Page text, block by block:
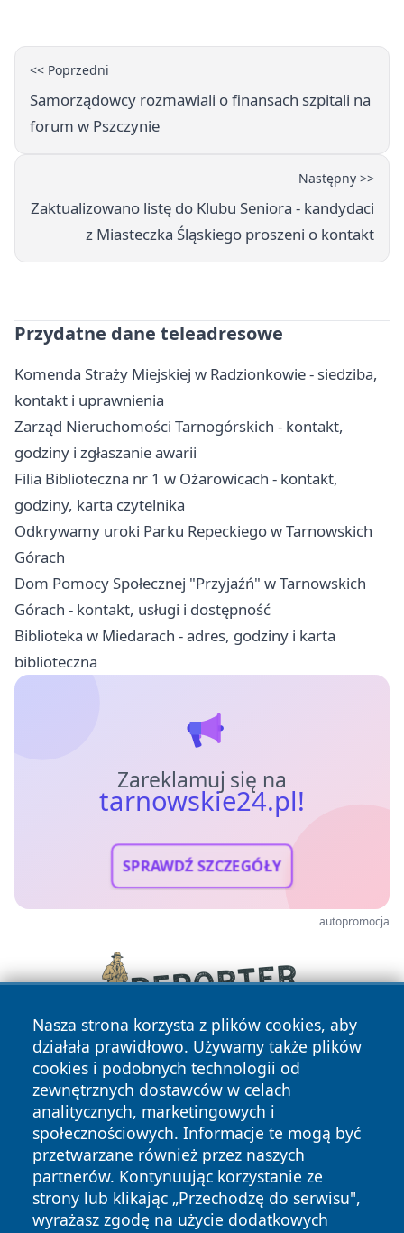
<< Poprzedni
Samorządowcy rozmawiali o finansach szpitali na
forum w Pszczynie
Następny >>
Zaktualizowano listę do Klubu Seniora - kandydaci
z Miasteczka Śląskiego proszeni o kontakt
Przydatne dane teleadresowe
Komenda Straży Miejskiej w Radzionkowie - siedziba,
kontakt i uprawnienia
Zarząd Nieruchomości Tarnogórskich - kontakt,
godziny i zgłaszanie awarii
Filia Biblioteczna nr 1 w Ożarowicach - kontakt,
godziny, karta czytelnika
Odkrywamy uroki Parku Repeckiego w Tarnowskich
Górach
Dom Pomocy Społecznej "Przyjaźń" w Tarnowskich
Górach - kontakt, usługi i dostępność
Biblioteka w Miedarach - adres, godziny i karta
biblioteczna
Zareklamuj się na
tarnowskie24.pl!
SPRAWDŹ SZCZEGÓŁY
autopromocja
Nasza strona korzysta z plików cookies, aby
działała prawidłowo. Używamy także plików
cookies i podobnych technologii od
zewnętrznych dostawców w celach
analitycznych, marketingowych i
społecznościowych. Informacje te mogą być
przetwarzane również przez naszych
partnerów. Kontynuując korzystanie ze
strony lub klikając „Przechodzę do serwisu",
wyrażasz zgodę na użycie dodatkowych
Copyright © 2026 tarnowskie24.pl Wszystkie prawa
zastrzeżone.